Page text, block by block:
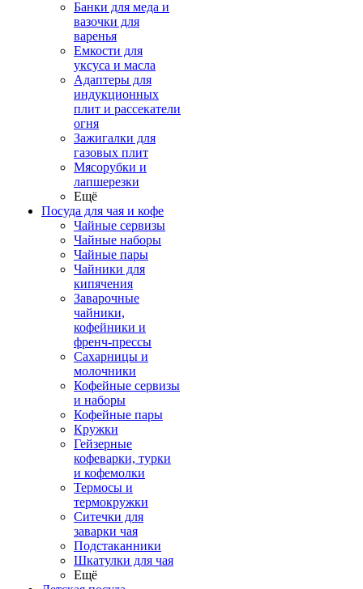
Банки для меда и
вазочки для
варенья
Емкости для
уксуса и масла
Адаптеры для
индукционных
плит и рассекатели
огня
Зажигалки для
газовых плит
Мясорубки и
лапшерезки
Ещё
Посуда для чая и кофе
Чайные сервизы
Чайные наборы
Чайные пары
Чайники для
кипячения
Заварочные
чайники,
кофейники и
френч-прессы
Сахарницы и
молочники
Кофейные сервизы
и наборы
Кофейные пары
Кружки
Гейзерные
кофеварки, турки
и кофемолки
Термосы и
термокружки
Ситечки для
заварки чая
Подстаканники
Шкатулки для чая
Ещё